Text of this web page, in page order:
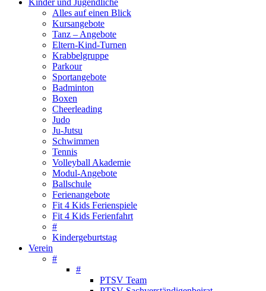
Kinder und Jugendliche
Alles auf einen Blick
Kursangebote
Tanz – Angebote
Eltern-Kind-Turnen
Krabbelgruppe
Parkour
Sportangebote
Badminton
Boxen
Cheerleading
Judo
Ju-Jutsu
Schwimmen
Tennis
Volleyball Akademie
Modul-Angebote
Ballschule
Ferienangebote
Fit 4 Kids Ferienspiele
Fit 4 Kids Ferienfahrt
#
Kindergeburtstag
Verein
#
#
PTSV Team